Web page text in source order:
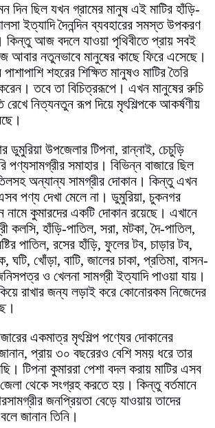
দিন ছিল যখন গ্রামের মানুষ এই মাটির হাঁড়ি-
ইত্যাদি দৈনন্দিন ব্যবহারের সমস্ত উপকরণ
কিন্তু আজ বদলে যাওয়া পৃথিবীতে প্রায় সবই
নতুনভাবে মানুষের কাছে ফিরে এসেছে।
শহরের শিক্ষিত মানুষও মাটির তৈরি
তবে তা বিচিত্ররূপে। এখন মানুষের রুচি
রেখে নিত্যনতুন রূপ দিয়ে মৃৎশিল্পকে আকর্ষণীয়
উপজেলার টিপনা, রান্নাই, চেচুড়ি
পণ্যসামগ্রীর সমাহার। বিভিন্ন বাজারে ছিল
অন্যান্য সামগ্রীর দোকান। কিন্তু এখন
পণ্য দেখা মেলে না। ডুমুরিয়া, চুকনগর
নামে কুমারদের একটি দোকান রয়েছে। এখানে
কলসি, হাঁড়ি-পাতিল, সরা, মটকা, দৈ-পাতিল,
পাতিল, রসের হাঁড়ি, ফুলের টব, চাড়ার টব,
ঘটি, খোঁড়া, বাটি, জালের চাকা, প্রতিমা, বাসন-
ও খেলনা সামগ্রী ইত্যাদি পাওয়া যায়।
রাখার জন্য লড়াই করে কোনোরকম নিজেদের
একমাত্র মৃৎশিল্প পণ্যের দোকানের
প্রায় ৩০ বছরেরও বেশি সময় ধরে তার
টিপনা কুমাররা পেশা বদল করায় মাটির এসব
থেকে সংগ্রহ করতে হয়। কিন্তু বর্তমানে
জনপ্রিয়তা বেড়ে যাওয়ায় তাদের
জানান তিনি।